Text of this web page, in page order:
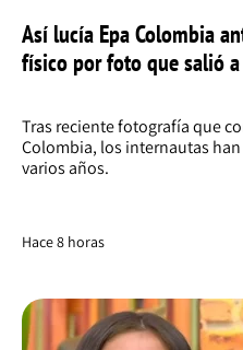
Así lucía Epa Colombia
físico por foto que salió
Tras reciente fotografía que
Colombia, los internautas
varios años.
Hace 8 horas